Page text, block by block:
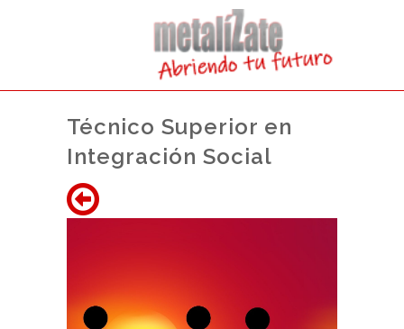
Técnico Superior en
Integración Social